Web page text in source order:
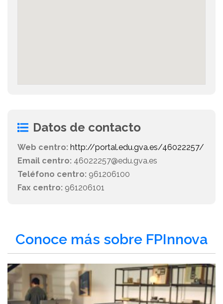
Datos de contacto
Web centro: http://portal.edu.gva.es/46022257/
Email centro: 46022257@edu.gva.es
Teléfono centro: 961206100
Fax centro: 961206101
Conoce más sobre FPInnova